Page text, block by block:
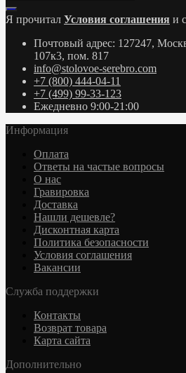
Я прочитал Условия соглашения и
Почтовый адрес: 127247,
107к3, пом. 817
info@stolovoe-serebro.com
+7 (800) 444-04-11
+7 (499) 99-33-123
Ежедневно 9:00-21:00
Информация
Оплата
Ответы на частые вопросы
О нас
Гравировка
Доставка
Нашли дешевле?
Дисконтная карта
Политика безопасности
Условия соглашения
Вакансии
Служба поддержки
Контакты
Возврат товара
Карта сайта
Дополнительно